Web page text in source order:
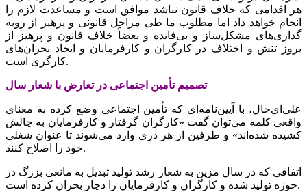
هر اقدامی که خلاف قانون نباشد موافق است و مساعدت لازم را
انجام خواهد داد اما مطلوب ما طی مراحل قانونی و پرهیز از رویه
گذاری‌های مشکل‌ساز و بی‌فایده و بعضاً خلاف قانون و پرهیز از
بروز تنش و اختلاف در کارگران و کارفرمایان و ایجاد بحران‌های
کارگری است.
تصمیم تأمین اجتماعی در تعارض با شعار سال
علی‌ای‌حال، با آیین‌نامه‌ای که تأمین اجتماعی وضع کرده به معنای
واقعی کلمه می‌توان گفت «کارگران گرفتار و کارفرمایان به چالش
کشیده شده‌اند» و طرفین از هر دری وارد می‌شوند تا عنوان شغلی
خود را اصلاح کنند.
اتفاقی که در سال مزین به شعار رشد تولید تبدیل به مانعی بزرگ در
حوزه تولید شده و کارگران و کارفرمایان را دچار بحران کرده است.